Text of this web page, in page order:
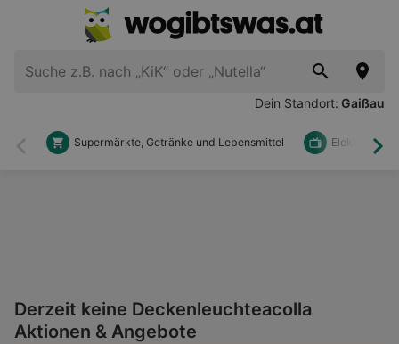
Dein Standort: Gaißau
Zurück
Supermärkte, Getränke und Lebensmittel Elektronik
Derzeit keine Deckenleuchteacolla
Aktionen & Angebote